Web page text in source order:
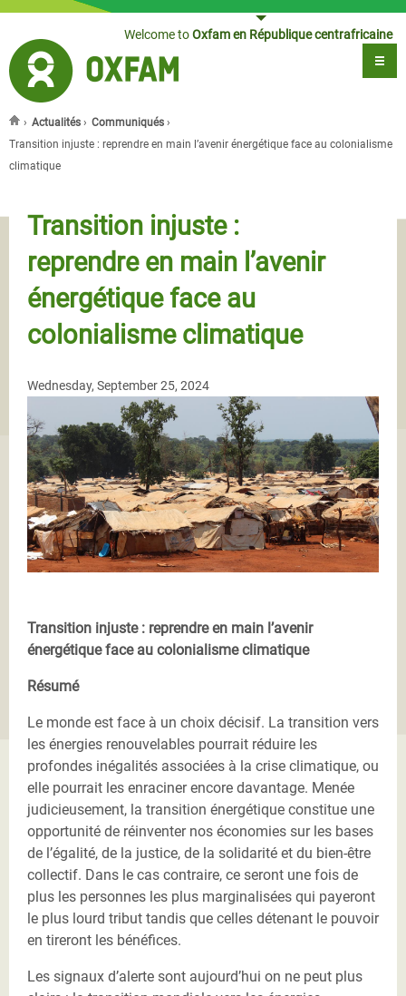
Jump to navigationWelcome toOxfam en République centrafricaine
You are here
› Actualités › Communiqués ›
Transition injuste : reprendre en main l’avenir énergétique face au colonialisme
climatique
Transition injuste :
reprendre en main l’avenir
énergétique face au
colonialisme climatique
Wednesday, September 25, 2024
Transition injuste : reprendre en main l’avenir
énergétique face au colonialisme climatique
Résumé
Le monde est face à un choix décisif. La transition vers
les énergies renouvelables pourrait réduire les
profondes inégalités associées à la crise climatique, ou
elle pourrait les enraciner encore davantage. Menée
judicieusement, la transition énergétique constitue une
opportunité de réinventer nos économies sur les bases
de l’égalité, de la justice, de la solidarité et du bien-être
collectif. Dans le cas contraire, ce seront une fois de
plus les personnes les plus marginalisées qui payeront
le plus lourd tribut tandis que celles détenant le pouvoir
en tireront les bénéfices.
Les signaux d’alerte sont aujourd’hui on ne peut plus